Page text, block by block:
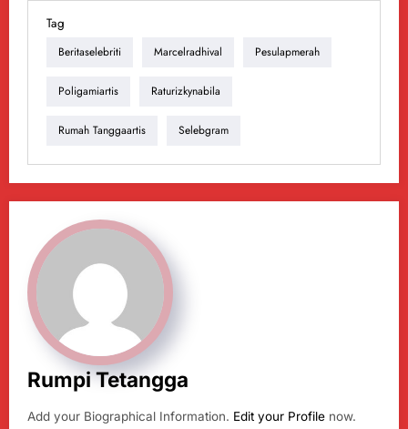
Tag
Beritaselebriti Marcelradhival Pesulapmerah
Poligamiartis Raturizkynabila
Rumah Tanggaartis Selebgram
Rumpi Tetangga
Add your Biographical Information. Edit your Profile now.